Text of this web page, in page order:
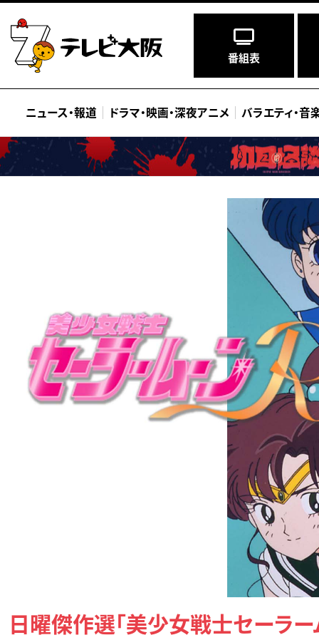
番組表
ニュース・報道 ドラマ・映画・深夜アニメ バラエティ・音
日曜傑作選「美少女戦士セーラー